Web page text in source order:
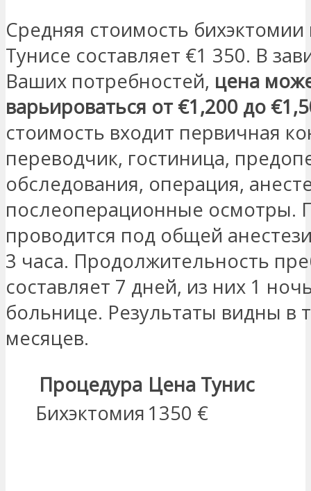
Средняя стоимость бихэктомии
Тунисе составляет €1 350. В
Ваших потребностей, цена
варьироваться от €1,200 до
стоимость входит первичная
переводчик, гостиница,
обследования, операция,
послеоперационные осмотры.
проводится под общей
3 часа. Продолжительность
составляет 7 дней, из них 1
больнице. Результаты видны в
месяцев.
Процедура Цена Тунис
Бихэктомия 1350 €